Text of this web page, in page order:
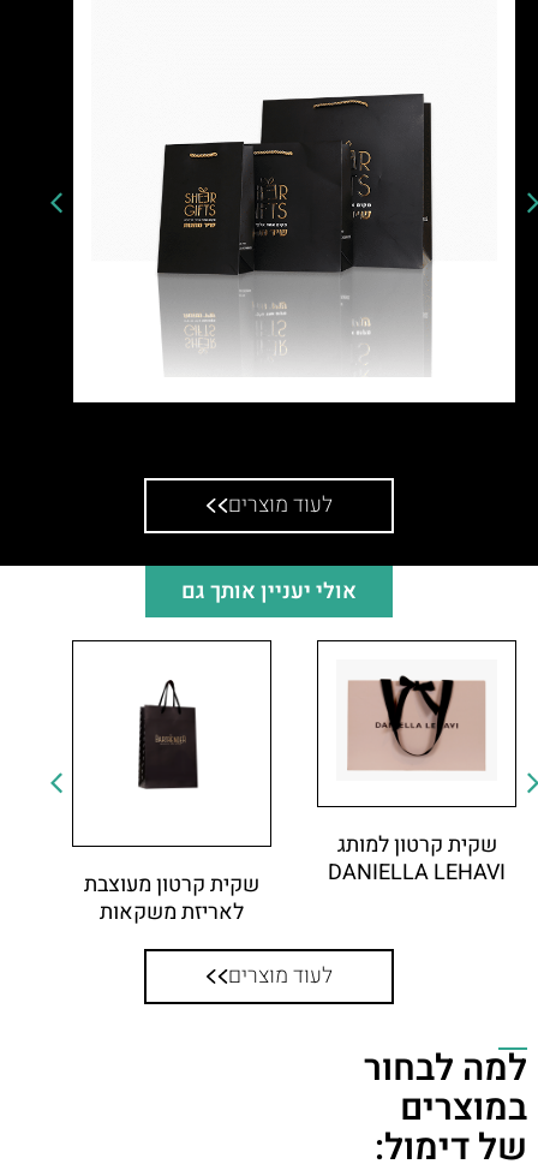
לעוד מוצרים
אולי יעניין אותך גם
שקית קרטון למותג
DANIELLA LEHAVI
שקית קרטון מעוצבת
לאריזת משקאות
לעוד מוצרים
למה לבחור
במוצרים
של דימול: